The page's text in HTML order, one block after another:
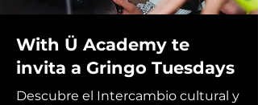
With Ü Academy te
invita a Gringo Tuesdays
Descubre el Intercambio cultural y